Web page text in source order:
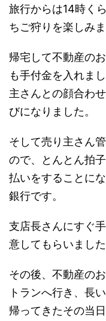
旅行からは14時く
ちご狩りを楽しみま
帰宅して不動産の
も手付金を入れま
主さんとの顔合わ
びになりました。
そして売り主さん
ので、とんとん拍
払いをすることに
銀行です。
支店長さんにすぐ
意してもらいました
その後、不動産の
トランへ行き、長
帰ってきたその当